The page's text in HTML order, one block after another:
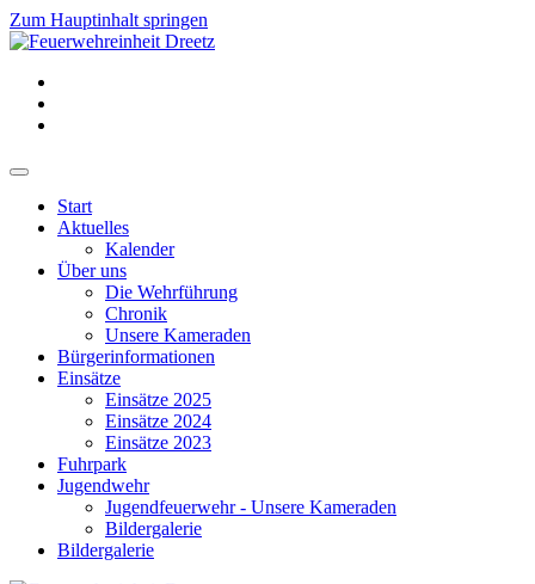
Zum Hauptinhalt springen
Start
Aktuelles
Kalender
Über uns
Die Wehrführung
Chronik
Unsere Kameraden
Bürgerinformationen
Einsätze
Einsätze 2025
Einsätze 2024
Einsätze 2023
Fuhrpark
Jugendwehr
Jugendfeuerwehr - Unsere Kameraden
Bildergalerie
Bildergalerie